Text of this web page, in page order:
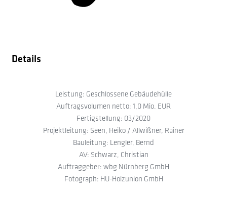
Details
Leistung: Geschlossene Gebäudehülle
Auftragsvolumen netto: 1,0 Mio. EUR
Fertigstellung: 03/2020
Projektleitung: Seen, Heiko / Allwißner, Rainer
Bauleitung: Lengler, Bernd
AV: Schwarz, Christian
Auftraggeber: wbg Nürnberg GmbH
Fotograph: HU-Holzunion GmbH